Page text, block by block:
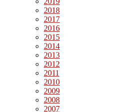
2018
2017
2016
2015
2014
2013
2012
2011
2010
2009
2008
2007